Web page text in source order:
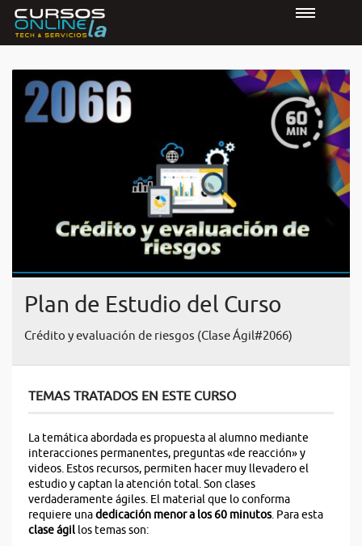
Plan de Estudio del Curso
Crédito y evaluación de riesgos (Clase Ágil#2066)
TEMAS TRATADOS EN ESTE CURSO
La temática abordada es propuesta al alumno mediante
interacciones permanentes, preguntas «de reacción» y
videos. Estos recursos, permiten hacer muy llevadero el
estudio y captan la atención total. Son clases
verdaderamente ágiles. El material que lo conforma
requiere unadedicación menor a los 60 minutos. Para esta
clase ágil los temas son: